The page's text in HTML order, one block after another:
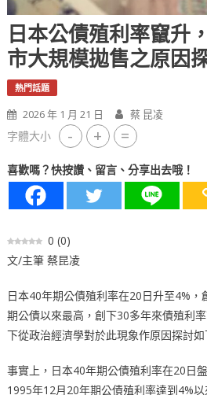
日本公債殖利率竄升
市大規模拋售之原因
熱門話題
2026 年 1 月 21 日 蔡 昆凌
字體大小 - + =
喜歡嗎？快按讚、留言、分享出去哦！
0 (0)
文/主筆 蔡昆凌
日本40年期公債殖利率在20日升至4%
期公債以來最高，創下30多年來債殖利
下從政治經濟學對於此現象作原因探討如
事實上，日本40年期公債殖利率在20日
1995年12月20年期公債殖利率達到4%